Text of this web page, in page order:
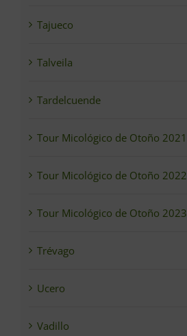
Tajueco
Talveila
Tardelcuende
Tour Micológico de Otoño 2021
Tour Micológico de Otoño 2022
Tour Micológico de Otoño 2023
Trévago
Ucero
Vadillo